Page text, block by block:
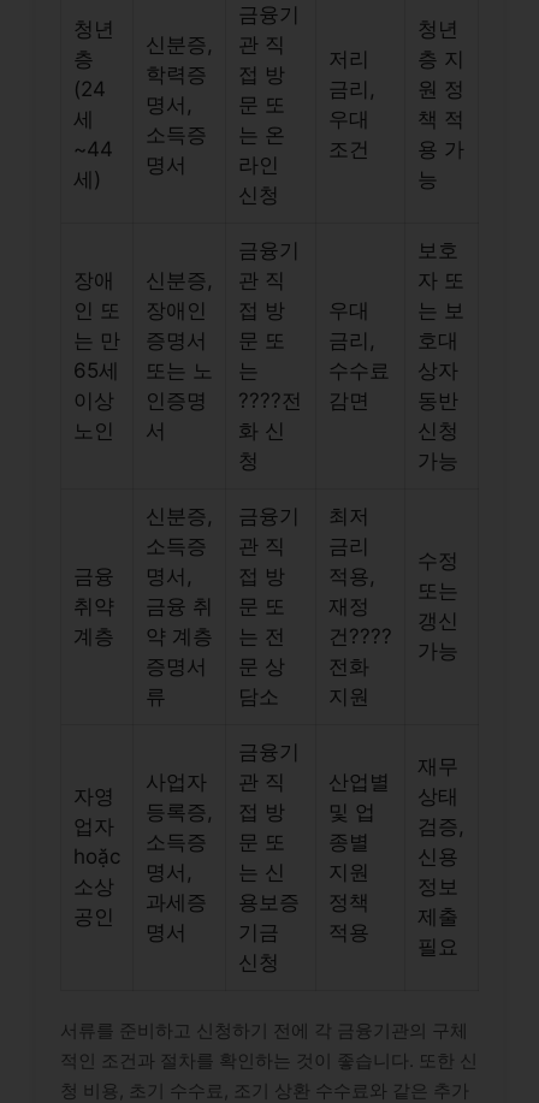
청년
층
(24
세
~44
세)
신분증,
학력증
명서,
소득증
명서
금융기
관 직
접 방
문 또
는 온
라인
신청
저리
금리,
우대
조건
청년
층 지
원 정
책 적
용 가
능
장애
인 또
는 만
65세
이상
노인
신분증,
장애인
증명서
또는 노
인증명
서
금융기
관 직
접 방
문 또
는
????전
화 신
청
우대
금리,
수수료
감면
보호
자 또
는 보
호대
상자
동반
신청
가능
금융
취약
계층
신분증,
소득증
명서,
금융 취
약 계층
증명서
류
금융기
관 직
접 방
문 또
는 전
문 상
담소
최저
금리
적용,
재정
건????
전화
지원
수정
또는
갱신
가능
자영
업자
hoặc
소상
공인
사업자
등록증,
소득증
명서,
과세증
명서
금융기
관 직
접 방
문 또
는 신
용보증
기금
신청
산업별
및 업
종별
지원
정책
적용
재무
상태
검증,
신용
정보
제출
필요
서류를 준비하고 신청하기 전에 각 금융기관의 구체
적인 조건과 절차를 확인하는 것이 좋습니다. 또한 신
청 비용, 초기 수수료, 조기 상환 수수료와 같은 추가